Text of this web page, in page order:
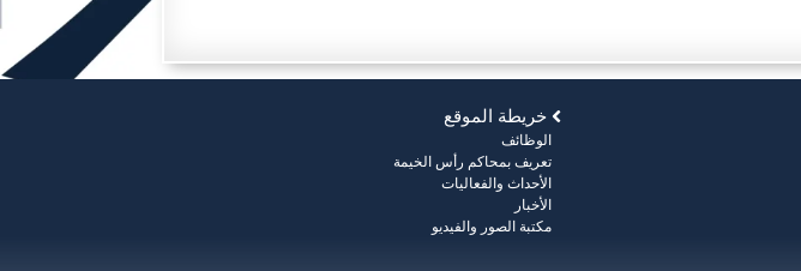
خريطة الموقع
الوظائف
تعريف بمحاكم رأس الخيمة
الأحداث والفعاليات
الأخبار
مكتبة الصور والفيديو